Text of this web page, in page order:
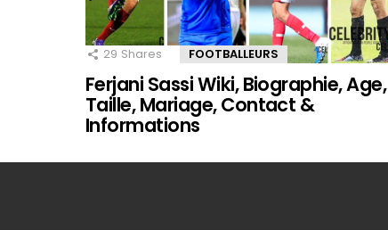
29 Shares FOOTBALLEURS
Ferjani Sassi Wiki, Biographie, Age,
Taille, Mariage, Contact &
Informations